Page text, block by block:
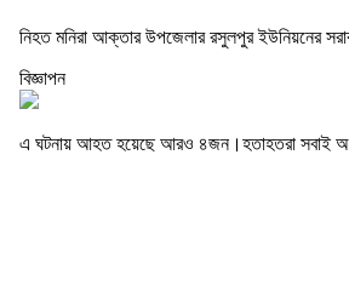
নিহত মনিরা আক্তার উপজেলার রসুলপুর ইউনিয়নের
বিজ্ঞাপন
এ ঘটনায় আহত হয়েছে আরও ৪জন।হতাহতরা সবাই